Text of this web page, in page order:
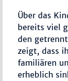
Über das
bereits viel
den
zeigt, dass
familiären
erheblich